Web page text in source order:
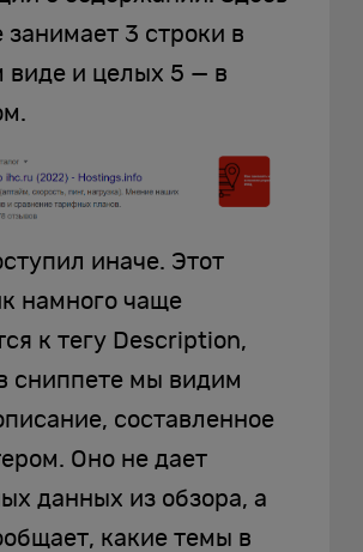
занимает 3 строки в
виде и целых 5 — в
иначе. Этот
намного чаще
к тегу Description,
сниппете мы видим
составленное
Оно не дает
данных из обзора, а
какие темы в